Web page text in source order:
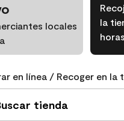
locales
la
horas
en línea / Recoger en
tienda